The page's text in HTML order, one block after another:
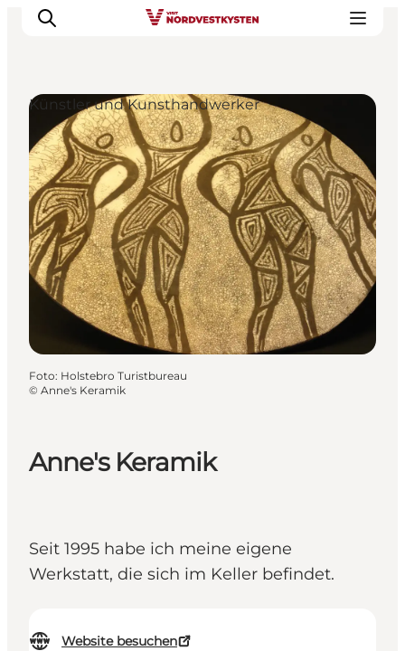
Urlaubsorte
Inspiration
Events
Unterkunft
Mach deine Urlaubsplanung
Anne's Keramik
Seit 1995 habe ich meine eigene
Werkstatt, die sich im Keller befindet.
Website besuchen
Künstler und Kunsthandwerker
Foto: Holstebro Turistbureau
© Anne's Keramik